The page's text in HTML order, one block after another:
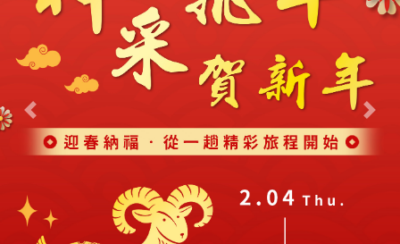
ENGLISH WEB
往前 往後